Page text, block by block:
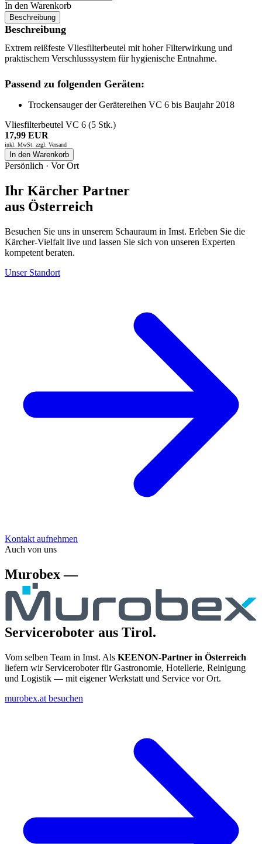
In den Warenkorb
Beschreibung
Beschreibung
Extrem reißfeste Vliesfilterbeutel mit hoher Filterwirkung und
praktischem Verschlusssystem für hygienische Entnahme.
Passend zu folgenden Geräten:
Trockensauger der Gerätereihen VC 6 bis Baujahr 2018
Vliesfilterbeutel VC 6 (5 Stk.)
17,99 EUR
inkl. MwSt. zzgl. Versand
In den Warenkorb
Persönlich · Vor Ort
Ihr Kärcher Partner
aus Österreich
Besuchen Sie uns in unserem Schauraum in Imst. Erleben Sie die
Kärcher-Vielfalt live und lassen Sie sich von unseren Experten
kompetent beraten.
Unser Standort
Kontakt aufnehmen
Auch von uns
Murobex —
Serviceroboter aus Tirol.
Vom selben Team in Imst. Als KEENON-Partner in Österreich
liefern wir Serviceroboter für Gastronomie, Hotellerie, Reinigung
und Logistik — mit eigener Werkstatt und Service vor Ort.
murobex.at besuchen